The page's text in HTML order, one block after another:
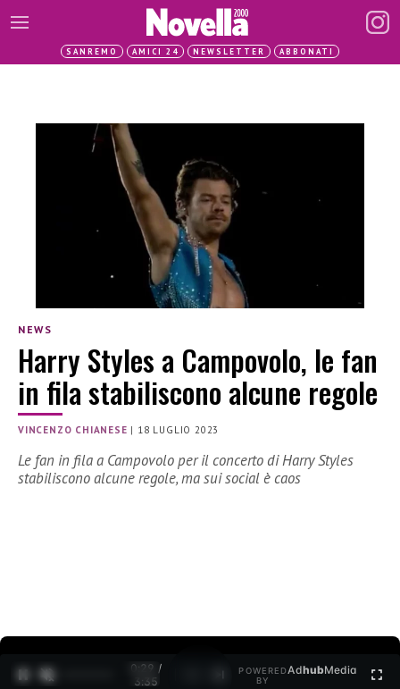
SANREMO AMICI 24 NEWSLETTER ABBONATI
NEWS
Harry Styles a Campovolo, le fan
in fila stabiliscono alcune regole
VINCENZO CHIANESE | 18 LUGLIO 2023
Le fan in fila a Campovolo per il concerto di Harry Styles
stabiliscono alcune regole, ma sui social è caos
0:30 /
3:35
POWERED
BY
AdhubMedia